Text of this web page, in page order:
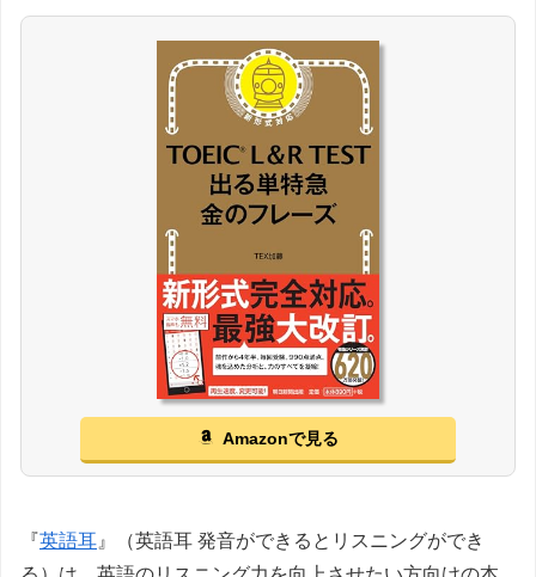
Amazonで見る
『英語耳 』（英語耳 発音ができるとリスニングができ